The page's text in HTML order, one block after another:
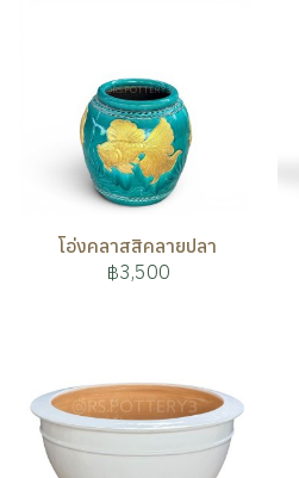
โอ่งคลาสสิคลายปลา
฿3,500